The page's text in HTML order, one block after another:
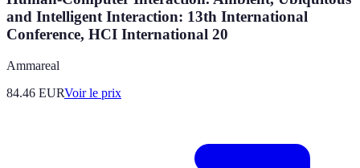
and Intelligent Interaction: 13th International
Conference, HCI International 20
Ammareal
84.46 EURVoir le prix